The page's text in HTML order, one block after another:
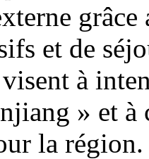
et de
à
» et à
la région.